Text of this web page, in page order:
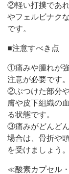
②軽い打撲であ
やフェルビナク
です。
■注意すべき点
①痛みや腫れが
注意が必要です。
②ぶつけた部分
膚や皮下組織の
る状態です。
③痛みがどんど
場合は、骨折や
を受けましょう。
≪酸素カプセル